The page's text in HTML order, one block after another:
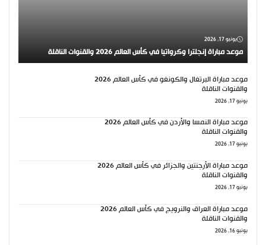
يونيو 17, 2026
موعد مباراة إنجلترا وكرواتيا في كأس العالم 2026 والقنوات الناقلة
موعد مباراة البرتغال والكونغو في كأس العالم 2026
والقنوات الناقلة
يونيو 17, 2026
موعد مباراة النمسا والأردن في كأس العالم 2026
والقنوات الناقلة
يونيو 17, 2026
موعد مباراة الأرجنتين والجزائر في كأس العالم 2026
والقنوات الناقلة
يونيو 17, 2026
موعد مباراة العراق والنرويج في كأس العالم 2026
والقنوات الناقلة
يونيو 16, 2026